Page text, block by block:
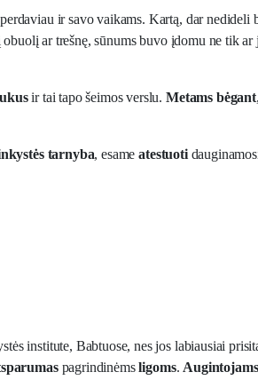
ir savo vaikams. Kartą, dar nedideli
ar trešnę, sūnums buvo įdomu ne tik
ir tai tapo šeimos verslu. Metams bėgant
tarnyba, esameatestuoti
institute, Babtuose, nes jos labiausiai
pagrindinėmsligoms. Augintojams